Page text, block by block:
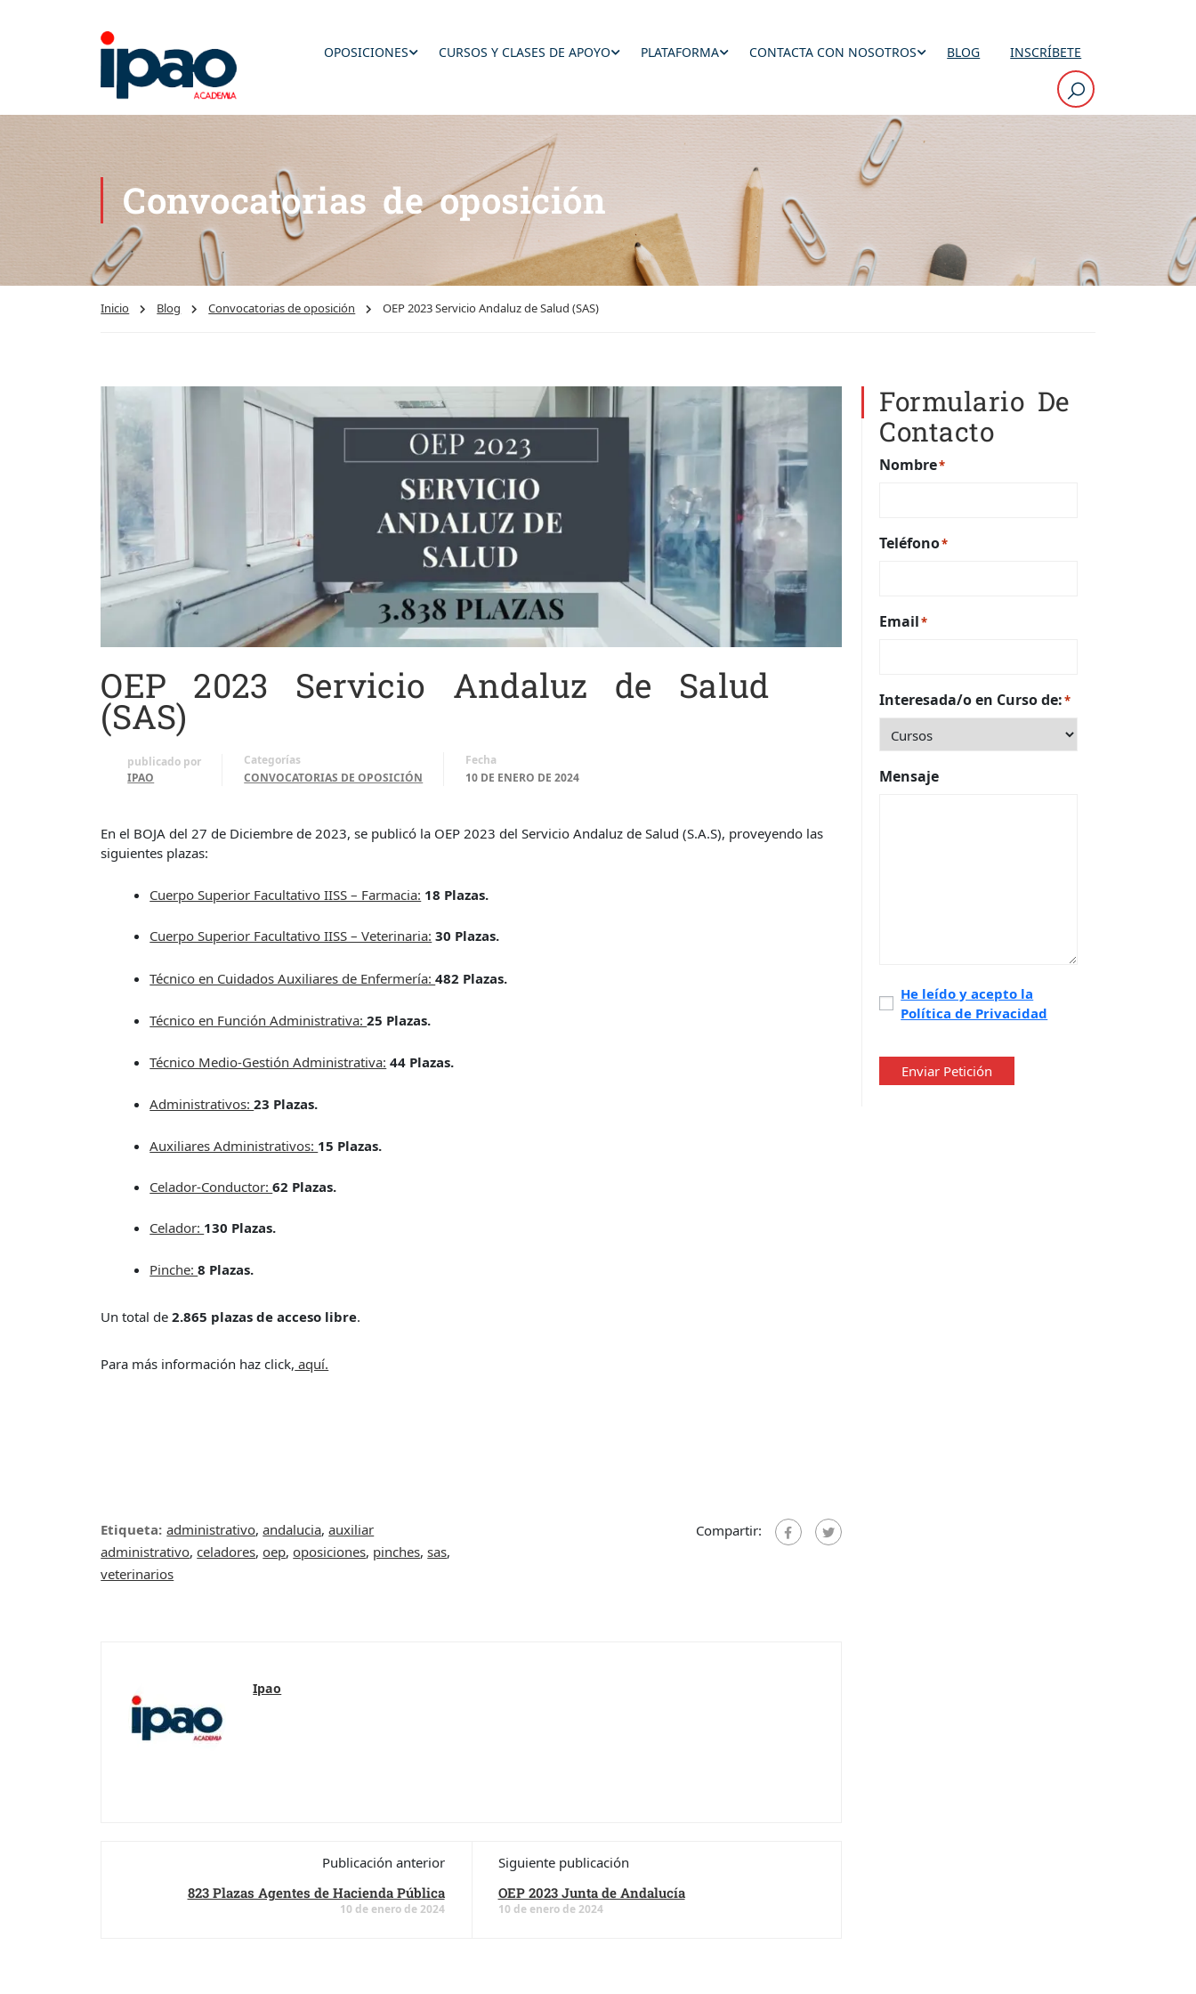
OPOSICIONES CURSOS Y CLASES DE APOYO PLATAFORMA CONTACTA CON NOSOTROS BLOG INSCRÍBETE
Convocatorias de oposición
Inicio Blog Convocatorias de oposición OEP 2023 Servicio Andaluz de Salud (SAS)
OEP 2023 Servicio Andaluz de Salud
(SAS)
publicado por
IPAO
Categorías
CONVOCATORIAS DE OPOSICIÓN
Fecha
10 DE ENERO DE 2024
En el BOJA del 27 de Diciembre de 2023, se publicó la OEP 2023 del Servicio Andaluz de Salud (S.A.S), proveyendo las
siguientes plazas:
Cuerpo Superior Facultativo IISS – Farmacia: 18 Plazas.
Cuerpo Superior Facultativo IISS – Veterinaria: 30 Plazas.
Técnico en Cuidados Auxiliares de Enfermería:482 Plazas.
Técnico en Función Administrativa:25 Plazas.
Técnico Medio-Gestión Administrativa: 44 Plazas.
Administrativos:23 Plazas.
Auxiliares Administrativos: 15 Plazas.
Celador-Conductor:62 Plazas.
Celador: 130 Plazas.
Pinche:8 Plazas.
Un total de2.865 plazas de acceso libre.
Para más información haz click, aquí.
Etiqueta: administrativo,andalucia,auxiliar
administrativo,celadores,oep,oposiciones, pinches,sas,
veterinarios
Compartir:
Ipao
Publicación anterior
823 Plazas Agentes de Hacienda Pública
10 de enero de 2024
Siguiente publicación
OEP 2023 Junta de Andalucía
10 de enero de 2024
Formulario De
Contacto
Nombre*
Teléfono*
Email*
Interesada/o en Curso de:*
Mensaje
Política
de
He leído y acepto la
Política de Privacidad
Enviar Petición